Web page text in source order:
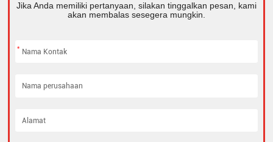
Jika Anda memiliki pertanyaan, silakan tinggalkan pesan, kami
akan membalas sesegera mungkin.
*